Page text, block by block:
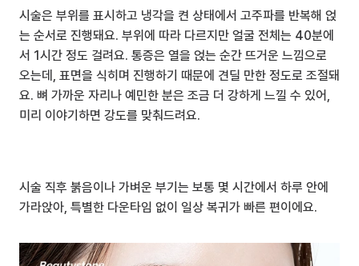
시술은 부위를 표시하고 냉각을 켠 상태에서 고주파를 반복해 얹
는 순서로 진행돼요. 부위에 따라 다르지만 얼굴 전체는 40분에
서 1시간 정도 걸려요. 통증은 열을 얹는 순간 뜨거운 느낌으로
오는데, 표면을 식히며 진행하기 때문에 견딜 만한 정도로 조절돼
요. 뼈 가까운 자리나 예민한 분은 조금 더 강하게 느낄 수 있어,
미리 이야기하면 강도를 맞춰드려요.
시술 직후 붉음이나 가벼운 부기는 보통 몇 시간에서 하루 안에
가라앉아, 특별한 다운타임 없이 일상 복귀가 빠른 편이에요.